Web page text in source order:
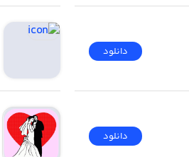
EXPLORE. Test your agility
دانلود
دانلود